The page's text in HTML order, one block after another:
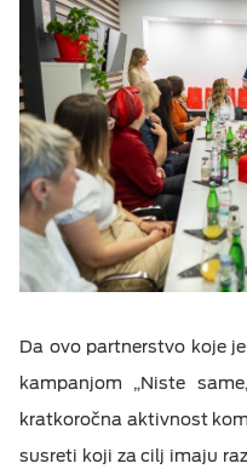
Da ovo partnerstvo koje
kampanjom „Niste
kratkoročna aktivnost
susreti koji za cilj imaju